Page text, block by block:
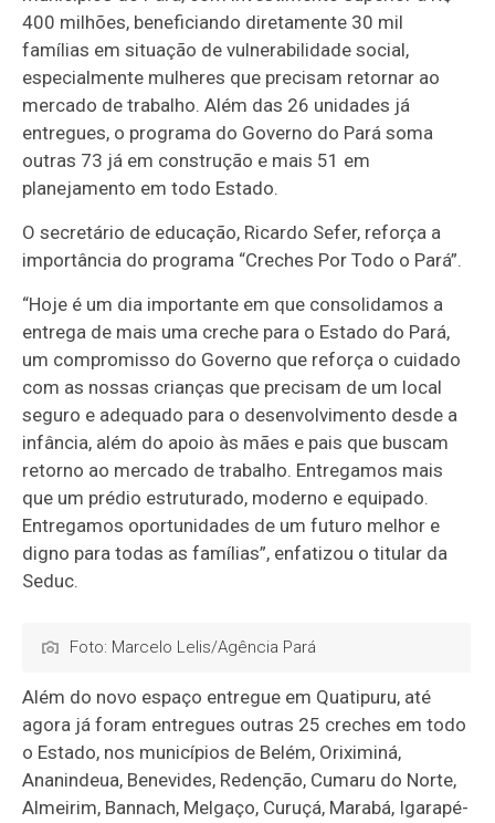
400 milhões, beneficiando diretamente 30 mil
famílias em situação de vulnerabilidade social,
especialmente mulheres que precisam retornar ao
mercado de trabalho. Além das 26 unidades já
entregues, o programa do Governo do Pará soma
outras 73 já em construção e mais 51 em
planejamento em todo Estado.
O secretário de educação, Ricardo Sefer, reforça a
importância do programa “Creches Por Todo o Pará”.
“Hoje é um dia importante em que consolidamos a
entrega de mais uma creche para o Estado do Pará,
um compromisso do Governo que reforça o cuidado
com as nossas crianças que precisam de um local
seguro e adequado para o desenvolvimento desde a
infância, além do apoio às mães e pais que buscam
retorno ao mercado de trabalho. Entregamos mais
que um prédio estruturado, moderno e equipado.
Entregamos oportunidades de um futuro melhor e
digno para todas as famílias”, enfatizou o titular da
Seduc.
Foto: Marcelo Lelis/Agência Pará
Além do novo espaço entregue em Quatipuru, até
agora já foram entregues outras 25 creches em todo
o Estado, nos municípios de Belém, Oriximiná,
Ananindeua, Benevides, Redenção, Cumaru do Norte,
Almeirim, Bannach, Melgaço, Curuçá, Marabá, Igarapé-